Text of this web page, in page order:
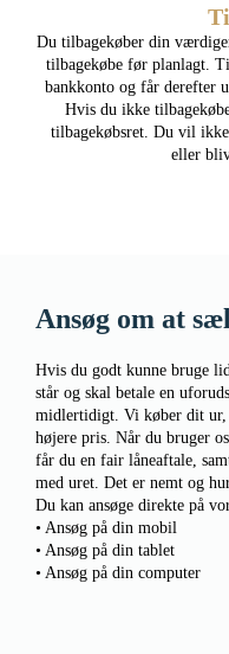
Du tilbagekøber din
tilbagekøbe før planlagt.
bankkonto og får derefter
Hvis du ikke
tilbagekøbsret. Du vil
eller
Ansøg om at
Hvis du godt kunne bruge
står og skal betale en
midlertidigt. Vi køber dit
højere pris. Når du bruger
får du en fair låneaftale,
med uret. Det er nemt og
Du kan ansøge direkte på
• Ansøg på din mobil
• Ansøg på din tablet
• Ansøg på din computer